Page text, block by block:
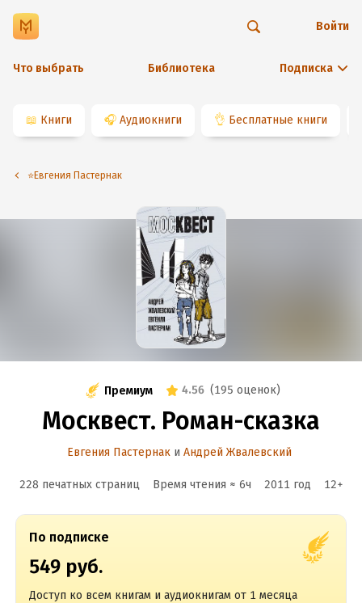
Что выбрать Библиотека Подписка
Войти
📖 Книги 🎧 Аудиокниги 👌 Бесплатные книги
⭐️Евгения Пастернак
Премиум 4.56 (195 оценок)
Москвест. Роман-сказка
Евгения Пастернак и Андрей Жвалевский
228 печатных страниц Время чтения ≈ 6ч 2011 год 12+
По подписке
549 руб.
Доступ ко всем книгам и аудиокнигам от 1 месяца